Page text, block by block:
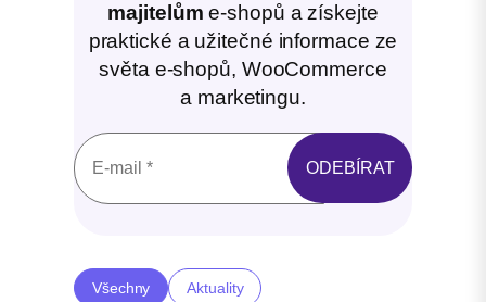
majitelůme-shopů a získejte
praktické a užitečné informace ze
světa e-shopů, WooCommerce
a marketingu.
Všechny Aktuality